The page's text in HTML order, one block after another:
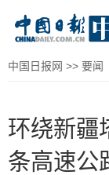
中国日报网 >> 要闻
环绕新疆
条高速公